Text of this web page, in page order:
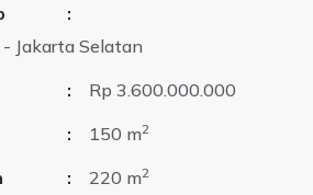
:
- Jakarta Selatan
:
Rp 3.600.000.000
: 150 m2
: 220 m2